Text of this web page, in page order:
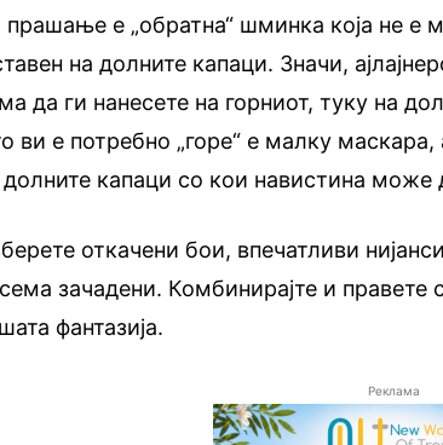
прашање е „обратна“ шминка која не е
на долните капаци. Значи,
да ги нанесете на горниот, туку на
ви е потребно „горе“ е малку маскара,
долните капаци со кои навистина може
откачени бои, впечатливи
зачадени. Комбинирајте и правете
фантазија.
Реклама